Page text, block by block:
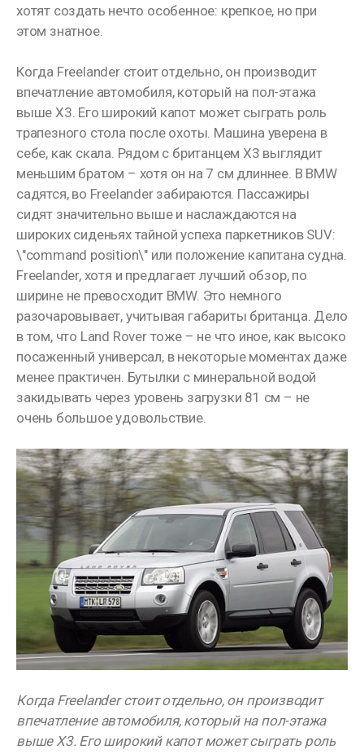
хотят создать нечто особенное: крепкое, но при
этом знатное.
Когда Freelander стоит отдельно, он производит
впечатление автомобиля, который на пол-этажа
выше X3. Его широкий капот может сыграть роль
трапезного стола после охоты. Машина уверена в
себе, как скала. Рядом с британцем X3 выглядит
меньшим братом – хотя он на 7 см длиннее. В BMW
садятся, во Freelander забираются. Пассажиры
сидят значительно выше и наслаждаются на
широких сиденьях тайной успеха паркетников SUV:
\"command position\" или положение капитана судна.
Freelander, хотя и предлагает лучший обзор, по
ширине не превосходит BMW. Это немного
разочаровывает, учитывая габариты британца. Дело
в том, что Land Rover тоже – не что иное, как высоко
посаженный универсал, в некоторые моментах даже
менее практичен. Бутылки с минеральной водой
закидывать через уровень загрузки 81 см – не
очень большое удовольствие.
Когда Freelander стоит отдельно, он производит
впечатление автомобиля, который на пол-этажа
выше X3. Его широкий капот может сыграть роль